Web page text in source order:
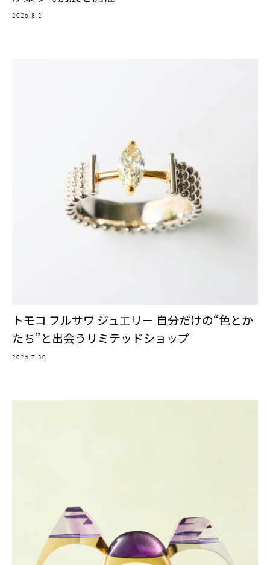
2026.8.2
トモコ フルサワ ジュエリー 自分だけの“色とか
たち”と出会うリミテッドショップ
2026.7.30